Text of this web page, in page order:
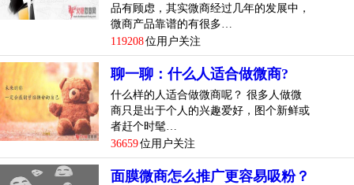
品有顾虑，其实微商经过几年的发展中，
微商产品靠谱的有很多…
119208位用户关注
聊一聊：什么人适合做微商?
什么样的人适合做微商呢？ 很多人做微
商只是出于个人的兴趣爱好，图个新鲜或
者赶个时髦…
36659位用户关注
面膜微商怎么推广更容易吸粉？